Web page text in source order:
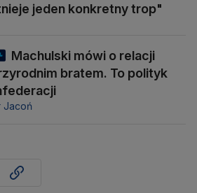
jeden konkretny trop"
Machulski mówi o relacji
bratem. To polityk
Jacoń